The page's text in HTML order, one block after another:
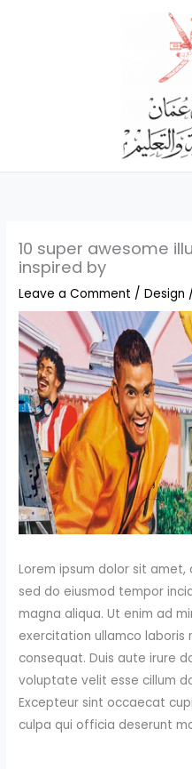
10 super awesome
inspired by
Leave a Comment /Design
Lorem ipsum dolor sit
sed do eiusmod tempor
magna aliqua. Ut enim ad
exercitation ullamco laboris
consequat. Duis aute irure
voluptate velit esse cillum
Excepteur sint occaecat
culpa qui officia deserunt